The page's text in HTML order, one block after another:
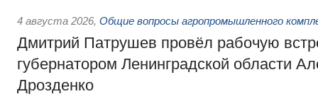
4 августа 2026, Общие вопросы агропромышленного
Дмитрий Патрушев провёл рабочую
губернатором Ленинградской области
Дрозденко